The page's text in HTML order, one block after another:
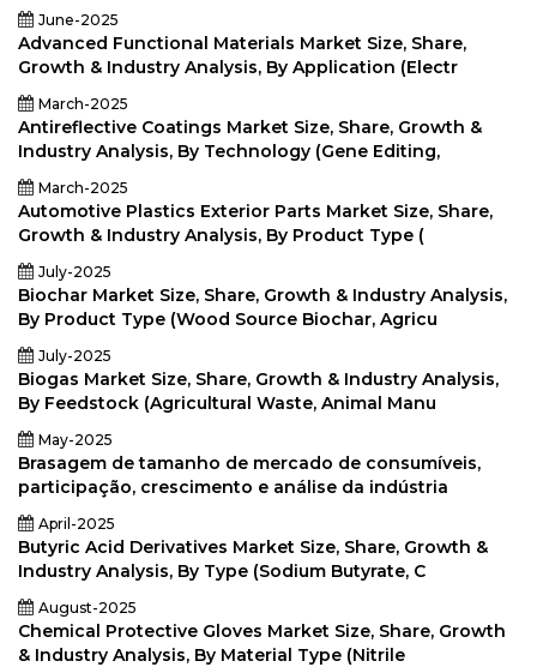
June-2025
Advanced Functional Materials Market Size, Share,
Growth & Industry Analysis, By Application (Electr
March-2025
Antireflective Coatings Market Size, Share, Growth &
Industry Analysis, By Technology (Gene Editing,
March-2025
Automotive Plastics Exterior Parts Market Size, Share,
Growth & Industry Analysis, By Product Type (
July-2025
Biochar Market Size, Share, Growth & Industry Analysis,
By Product Type (Wood Source Biochar, Agricu
July-2025
Biogas Market Size, Share, Growth & Industry Analysis,
By Feedstock (Agricultural Waste, Animal Manu
May-2025
Brasagem de tamanho de mercado de consumíveis,
participação, crescimento e análise da indústria
April-2025
Butyric Acid Derivatives Market Size, Share, Growth &
Industry Analysis, By Type (Sodium Butyrate, C
August-2025
Chemical Protective Gloves Market Size, Share, Growth
& Industry Analysis, By Material Type (Nitrile